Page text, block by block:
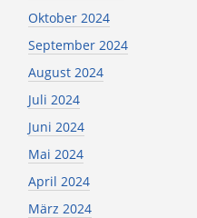
Oktober 2024
September 2024
August 2024
Juli 2024
Juni 2024
Mai 2024
April 2024
März 2024